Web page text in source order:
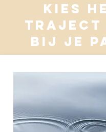
KIES
TRAJECT
BIJ JE